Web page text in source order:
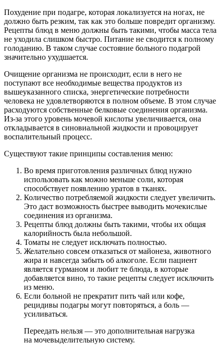
Похудение при подагре, которая локализуется на ногах, не
должно быть резким, так как это больше повредит организму.
Рецепты блюд в меню должны быть такими, чтобы масса тела
не уходила слишком быстро. Питание не сводится к полному
голоданию. В таком случае состояние больного подагрой
значительно ухудшается.
Очищение организма не происходит, если в него не
поступают все необходимые вещества продуктов из
вышеуказанного списка, энергетические потребности
человека не удовлетворяются в полном объеме. В этом случае
расходуются собственные белковые соединения организма.
Из-за этого уровень мочевой кислоты увеличивается, она
откладывается в синовиальной жидкости и провоцирует
воспалительный процесс.
Существуют такие принципы составления меню:
Во время приготовления различных блюд нужно
использовать как можно меньше соли, которая
способствует появлению уратов в тканях.
Количество потребляемой жидкости следует увеличить.
Это даст возможность быстрее выводить мочекислые
соединения из организма.
Рецепты блюд должны быть такими, чтобы их общая
калорийность была небольшой.
Томаты не следует исключать полностью.
Желательно совсем отказаться от майонеза, животного
жира и навсегда забыть об алкоголе. Если пациент
является гурманом и любит те блюда, в которые
добавляется вино, то такие рецепты следует исключить
из меню.
Если больной не прекратит пить чай или кофе,
рецидивы подагры могут повторяться, а боль —
усиливаться.
Переедать нельзя — это дополнительная нагрузка
на мочевыделительную систему.